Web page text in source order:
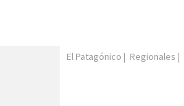
El Patagónico | Regionales |